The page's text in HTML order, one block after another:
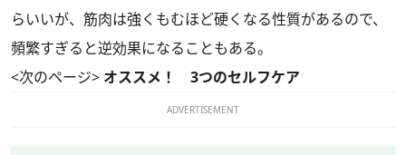
らいいが、筋肉は強くもむほど硬くなる性質があるので、
頻繁すぎると逆効果になることもある。
<次のページ> オススメ！ 3つのセルフケア
ADVERTISEMENT